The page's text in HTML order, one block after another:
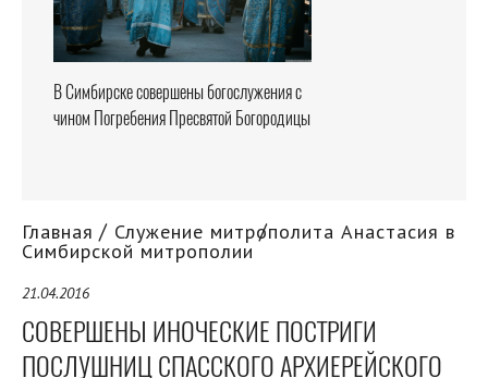
В Симбирске совершены богослужения с
чином Погребения Пресвятой Богородицы
Главная Служение митрополита Анастасия в
Симбирской митрополии
21.04.2016
СОВЕРШЕНЫ ИНОЧЕСКИЕ ПОСТРИГИ
ПОСЛУШНИЦ СПАССКОГО АРХИЕРЕЙСКОГО